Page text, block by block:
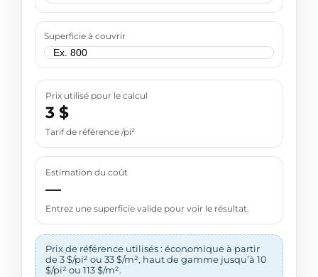
Superficie à couvrir
Prix utilisé pour le calcul
3 $
Tarif de référence /pi²
Estimation du coût
—
Entrez une superficie valide pour voir le résultat.
Prix de référence utilisés : économique à partir
de 3 $/pi² ou 33 $/m², haut de gamme jusqu’à 10
$/pi² ou 113 $/m².